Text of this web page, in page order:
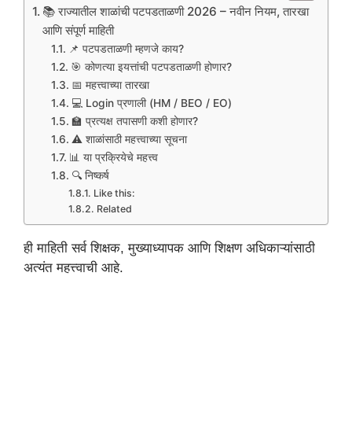
📚 राज्यातील शाळांची पटपडताळणी 2026 – नवीन नियम, तारखा
आणि संपूर्ण माहिती
📌 पटपडताळणी म्हणजे काय?
🎯 कोणत्या इयत्तांची पटपडताळणी होणार?
📅 महत्त्वाच्या तारखा
💻 Login प्रणाली (HM / BEO / EO)
🏫 प्रत्यक्ष तपासणी कशी होणार?
⚠️ शाळांसाठी महत्त्वाच्या सूचना
📊 या प्रक्रियेचे महत्त्व
🔍 निष्कर्ष
Like this:
Related
ही माहिती सर्व शिक्षक, मुख्याध्यापक आणि शिक्षण अधिकाऱ्यांसाठी
अत्यंत महत्त्वाची आहे.